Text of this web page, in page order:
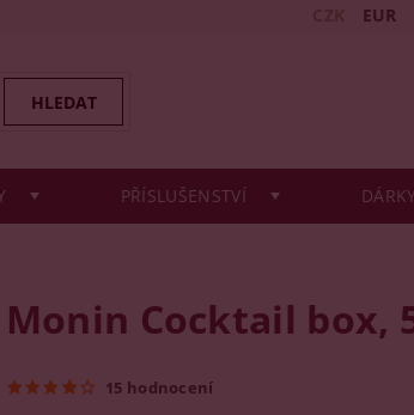
EUR
PŘÍSLUŠENSTVÍ DÁRKY
Monin Cocktail box,
15 hodnocení